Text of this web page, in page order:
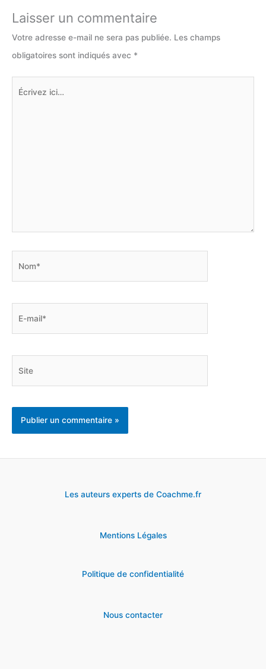
Laisser un commentaire
Votre adresse e-mail ne sera pas publiée. Les champs
obligatoires sont indiqués avec *
Les auteurs experts de Coachme.fr
Mentions Légales
Politique de confidentialité
Nous contacter